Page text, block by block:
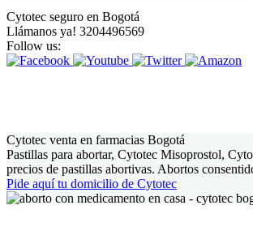
Cytotec seguro en Bogotá
Llámanos ya! 3204496569
Follow us:
Cytotec venta en farmacias Bogotá
Pastillas para abortar, Cytotec Misoprostol,
precios de pastillas abortivas. Abortos
Pide aquí tu domicilio de Cytotec